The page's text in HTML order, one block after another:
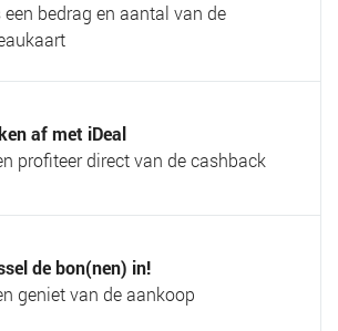
een bedrag en aantal van de
af met iDeal
profiteer direct van de cashback
de bon(nen) in!
geniet van de aankoop